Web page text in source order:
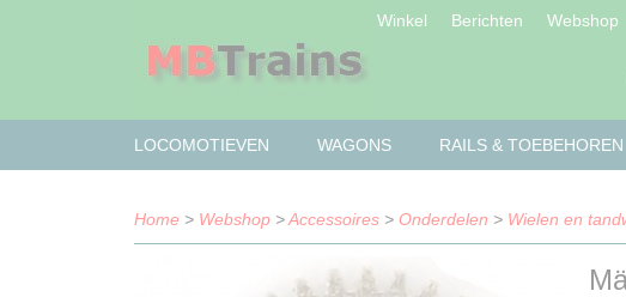
Winkel Berichten Webshop
LOCOMOTIEVEN WAGONS RAILS & TOEBEHOREN
Home > Webshop >Accessoires > Onderdelen > Wielen en